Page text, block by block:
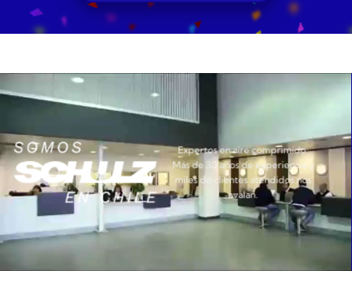
Expertos en aire comprimido.
Más de 30 años de experiencia y
miles de clientes atendidos nos
avalan.